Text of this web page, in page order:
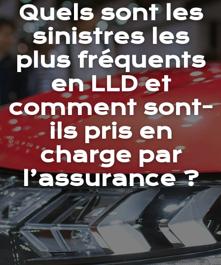
Quels sont les
sinistres les
plus fréquents
en LLD et
comment sont-
ils pris en
charge par
l’assurance ?